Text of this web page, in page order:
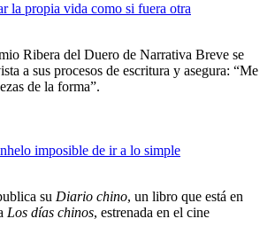
la propia vida como si fuera otra
Ribera del Duero de Narrativa Breve se
a sus procesos de escritura y asegura: “Me
de la forma”.
imposible de ir a lo simple
su Diario chino, un libro que está en
Los días chinos, estrenada en el cine